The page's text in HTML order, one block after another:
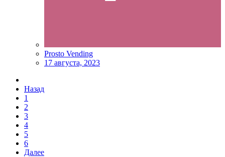
Prosto Vending
17 августа, 2023
Назад
1
2
3
4
5
6
Далее